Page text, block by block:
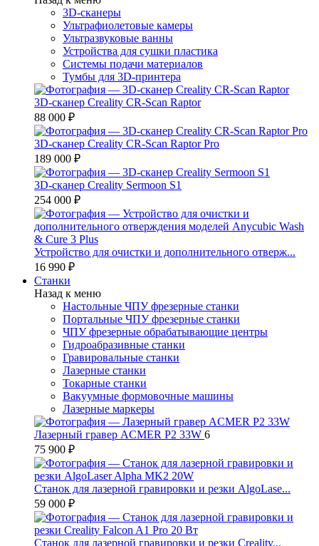
3D-сканеры
Ультрафиолетовые камеры
Ультразвуковые ванны
Устройства для сушки пластика
Системы подачи материалов
Тумбы для 3D-принтера
3D-сканер Creality CR-Scan Raptor
88 000 ₽
3D-сканер Creality CR-Scan Raptor Pro
189 000 ₽
3D-сканер Creality Sermoon S1
254 000 ₽
Устройство для очистки и дополнительного отверж...
16 990 ₽
Станки
Назад к меню
Настольные ЧПУ фрезерные станки
Портальные ЧПУ фрезерные станки
ЧПУ фрезерные обрабатывающие центры
Гидроабразивные станки
Гравировальные станки
Лазерные станки
Токарные станки
Вакуумные формовочные машины
Лазерные маркеры
Лазерный гравер ACMER P2 33W 6
75 900 ₽
Станок для лазерной гравировки и резки AlgoLase...
59 000 ₽
Станок для лазерной гравировки и резки Creality...